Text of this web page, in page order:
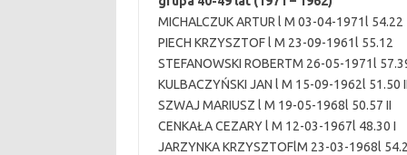
MICHALCZUK ARTUR l M 03-04-1971l 54.22
PIECH KRZYSZTOF l M 23-09-1961l 55.12
STEFANOWSKI ROBERTM 26-05-1971l
KULBACZYŃSKI JAN l M 15-09-1962l 51.50
SZWAJ MARIUSZ l M 19-05-1968l 50.57 II
CENKAŁA CEZARY l M 12-03-1967l 48.30 I
JARZYNKA KRZYSZTOFlM 23-03-1968l